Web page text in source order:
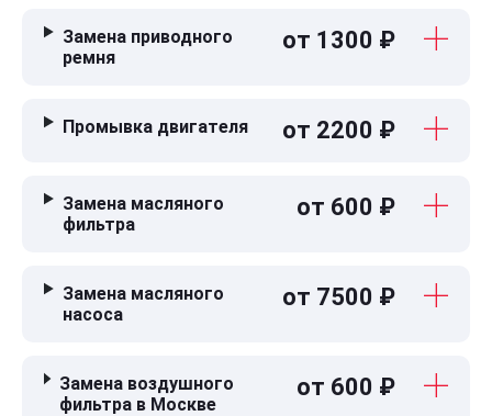
Замена приводного
ремня
от 1300 ₽
Промывка двигателя от 2200 ₽
Замена масляного
фильтра
от 600 ₽
Замена масляного
насоса
от 7500 ₽
Замена воздушного
фильтра в Москве
от 600 ₽